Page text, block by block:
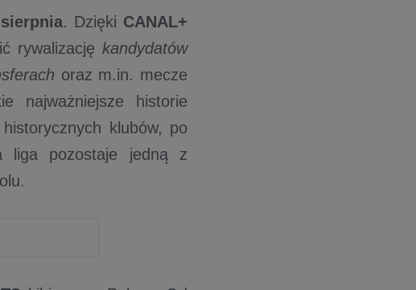
. Dzięki CANAL+
rywalizację kandydatów
oraz m.in. mecze
najważniejsze historie
klubów, po
liga pozostaje jedną z